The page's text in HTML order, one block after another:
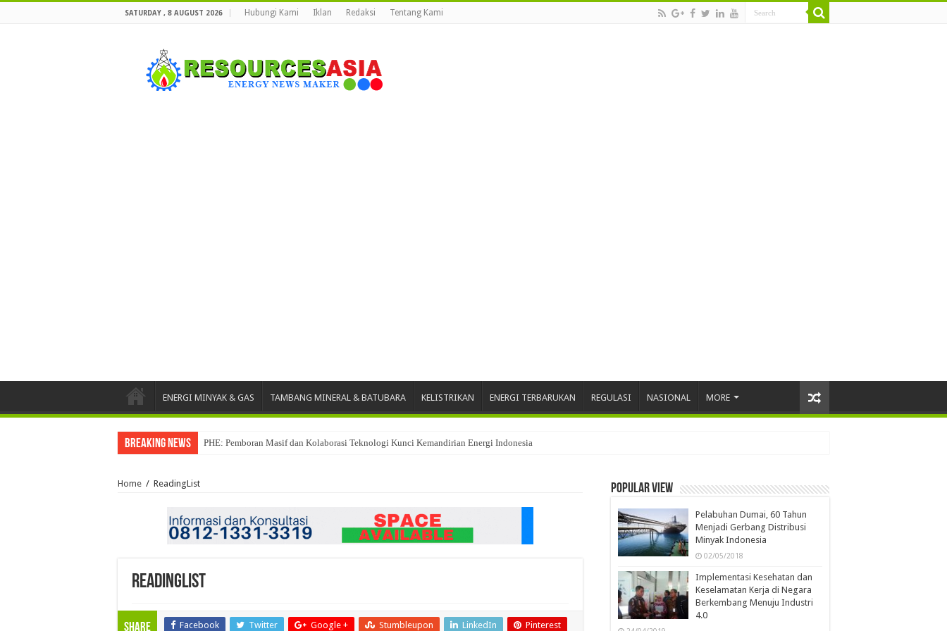
SATURDAY , 8 AUGUST 2026 Hubungi Kami Iklan Redaksi Tentang Kami
ENERGI MINYAK & GAS TAMBANG MINERAL & BATUBARA KELISTRIKAN ENERGI TERBARUKAN REGULASI NASIONAL MORE
Breaking News PHE: Pemboran Masif dan Kolaborasi Teknologi Kunci Kemandirian Energi Indonesia
Home / ReadingList
ReadingList
Share Facebook Twitter Google + Stumbleupon LinkedIn Pinterest
Popular view
Pelabuhan Dumai, 60 Tahun
Menjadi Gerbang Distribusi
Minyak Indonesia
02/05/2018
Implementasi Kesehatan dan
Keselamatan Kerja di Negara
Berkembang Menuju Industri
4.0